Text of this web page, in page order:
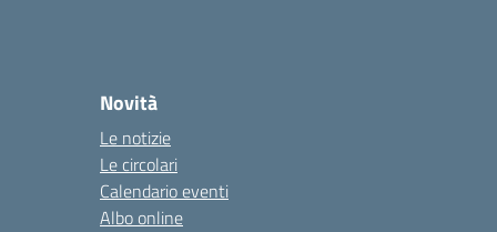
Novità
Le notizie
Le circolari
Calendario eventi
Albo online